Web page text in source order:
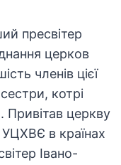
пресвітер
церков
членів цієї
котрі
Привітав церкву
в країнах
Івано-